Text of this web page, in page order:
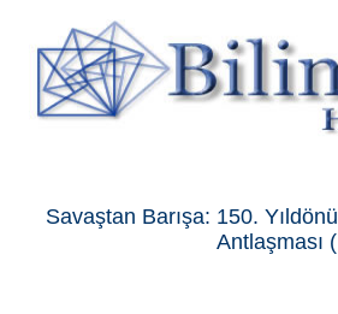
Savaştan Barışa: 150.
Antlaşması